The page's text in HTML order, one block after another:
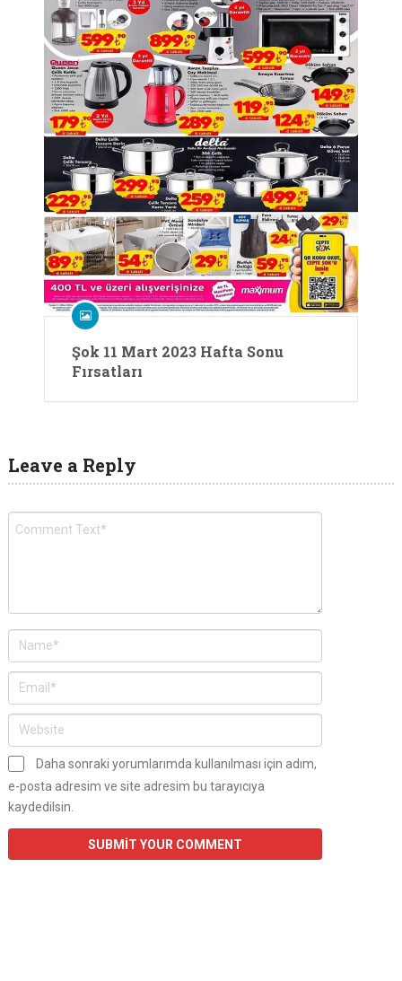
Şok 11 Mart 2023 Hafta Sonu
Fırsatları
Leave a Reply
Daha sonraki yorumlarımda kullanılması için adım,
e-posta adresim ve site adresim bu tarayıcıya
kaydedilsin.